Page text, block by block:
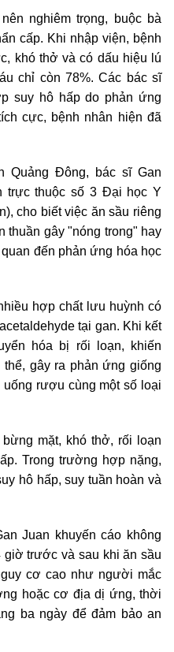
nghiêm trọng, buộc bà
cấp. Khi nhập viện, bệnh
khó thở và có dấu hiệu lú
chỉ còn 78%. Các bác sĩ
suy hô hấp do phản ứng
cực, bệnh nhân hiện đã
Quảng Đông, bác sĩ Gan
trực thuộc số 3 Đại học Y
cho biết việc ăn sầu riêng
thuần gây "nóng trong" hay
đến phản ứng hóa học
hợp chất lưu huỳnh có
tại gan. Khi kết
hóa bị rối loạn, khiến
gây ra phản ứng giống
rượu cùng một số loại
mặt, khó thở, rối loạn
Trong trường hợp nặng,
hô hấp, suy tuần hoàn và
Juan khuyến cáo không
trước và sau khi ăn sầu
cơ cao như người mắc
hoặc cơ địa dị ứng, thời
ba ngày để đảm bảo an